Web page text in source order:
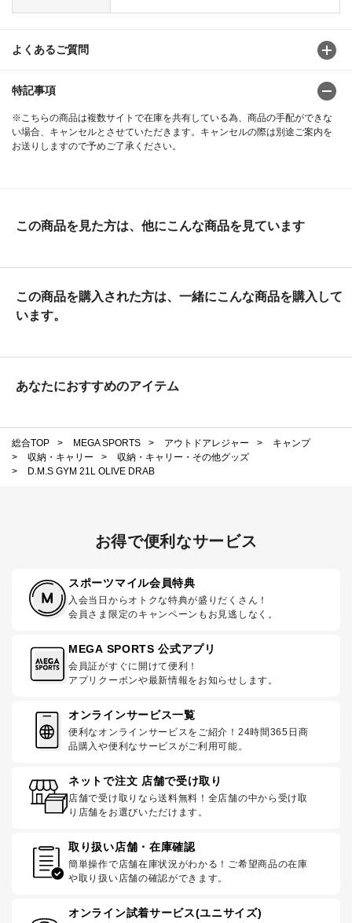
よくあるご質問
特記事項
※こちらの商品は複数サイトで在庫を共有している為、商品の手配ができな
い場合、キャンセルとさせていただきます。キャンセルの際は別途ご案内を
お送りしますので予めご了承ください。
この商品を見た方は、他にこんな商品を見ています
この商品を購入された方は、一緒にこんな商品を購入して
います。
あなたにおすすめのアイテム
総合TOP > MEGA SPORTS > アウトドアレジャー >
キャンプ
>
収納・キャリー >
収納・キャリー・その他グッズ
>
D.M.S GYM 21L OLIVE DRAB
お得で便利なサービス
スポーツマイル会員特典
入会当日からオトクな特典が盛りだくさん！
会員さま限定のキャンペーンもお見逃しなく。
MEGA SPORTS 公式アプリ
会員証がすぐに開けて便利！
アプリクーポンや最新情報をお知らせします。
オンラインサービス一覧
便利なオンラインサービスをご紹介！24時間365日商
品購入や便利なサービスがご利用可能。
ネットで注文 店舗で受け取り
店舗で受け取りなら送料無料！全店舗の中から受け取
り店舗をお選びいただけます。
取り扱い店舗・在庫確認
簡単操作で店舗在庫状況がわかる！ご希望商品の在庫
や取り扱い店舗の確認ができます。
オンライン試着サービス(ユニサイズ)